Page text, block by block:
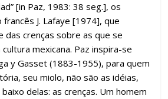
[in Paz, 1983: 38 seg.], os
J. Lafaye [1974], que
das crenças sobre as que se
mexicana. Paz inspira-se
y Gasset (1883-1955), para quem
seu miolo, não são as idéias,
delas: as crenças. Um homem